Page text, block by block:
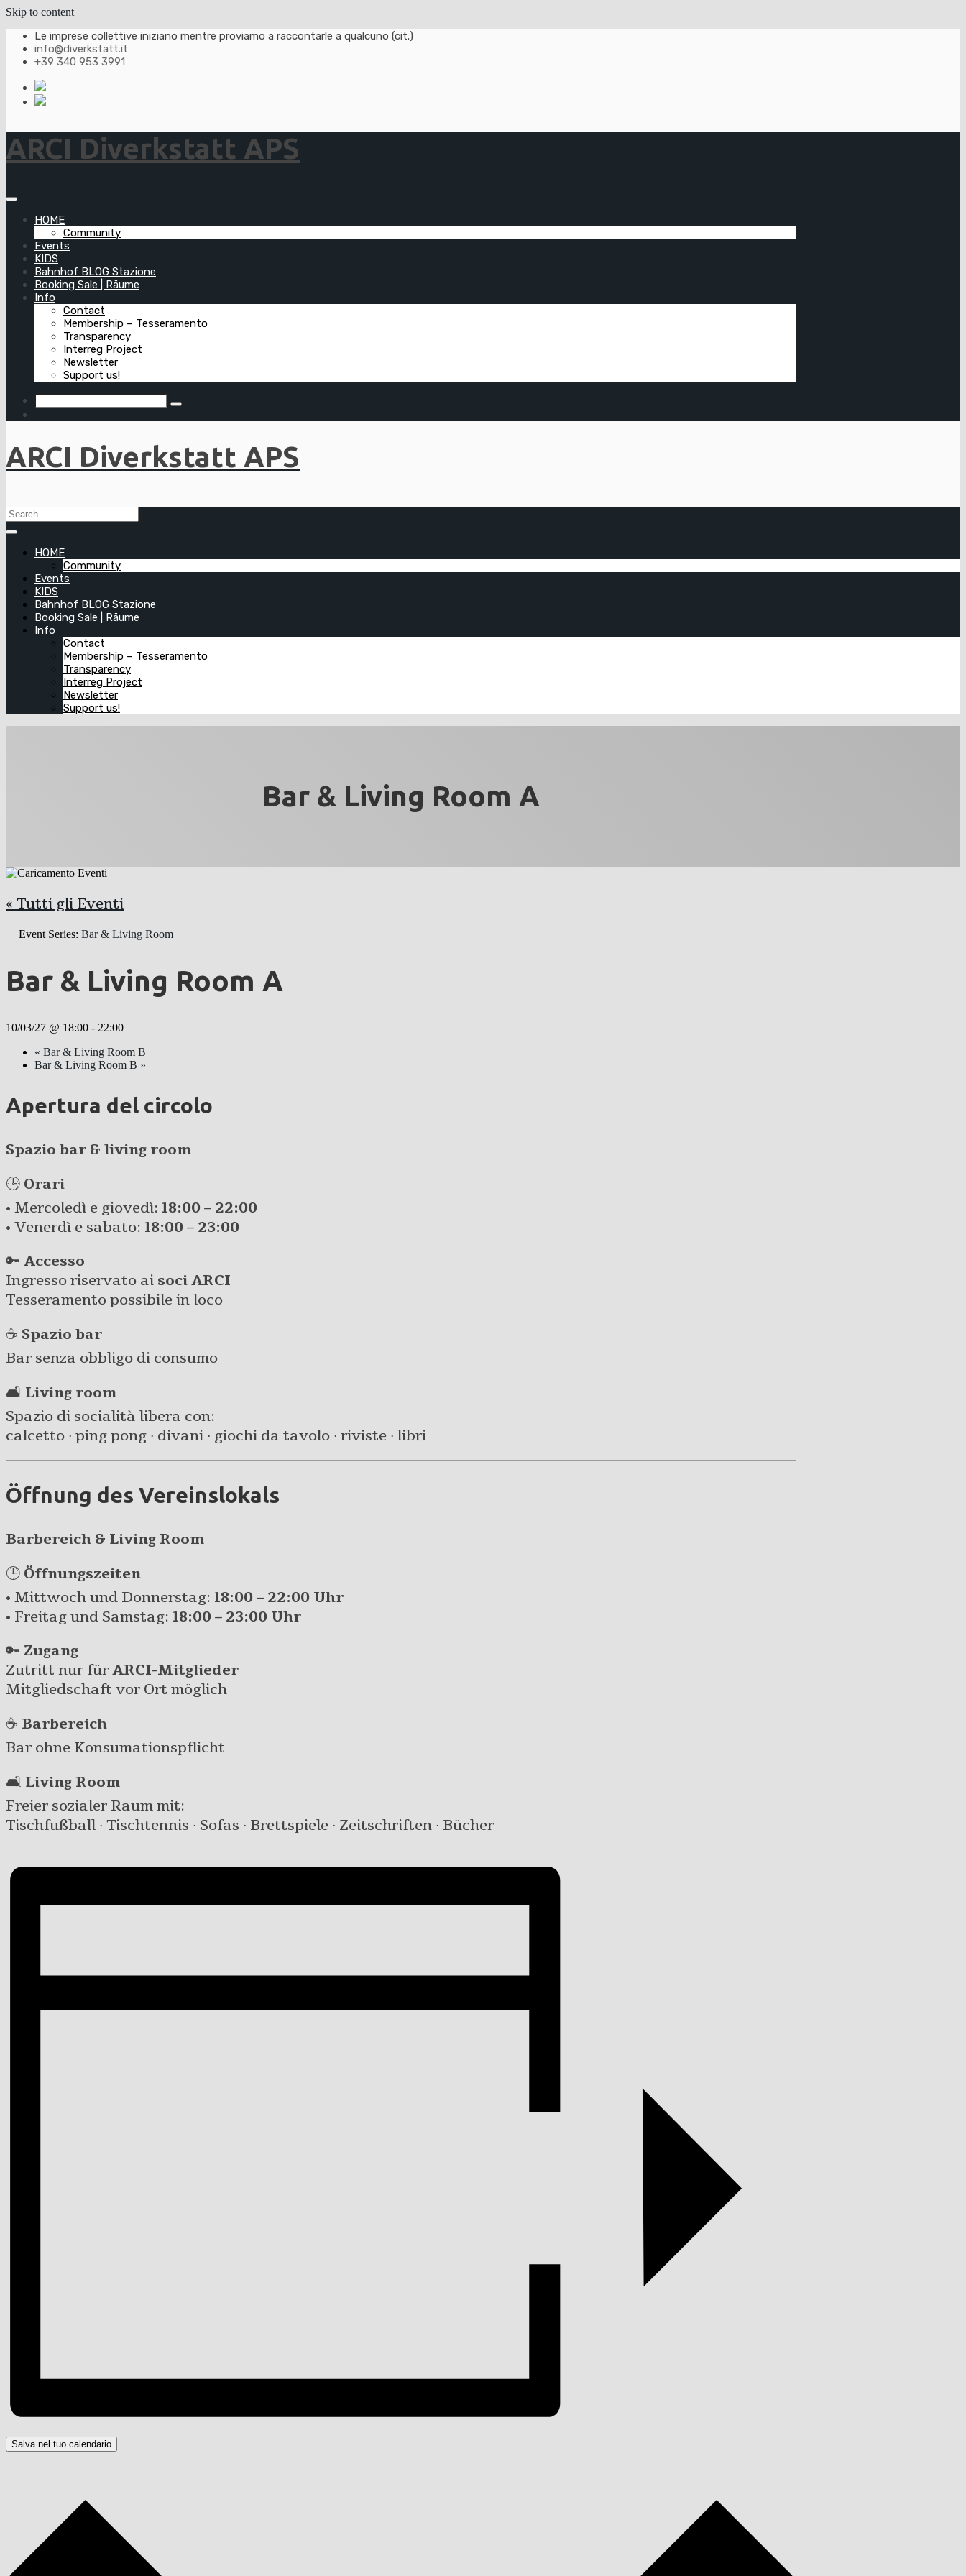
Skip to content
Le imprese collettive iniziano mentre proviamo a raccontarle a qualcuno (cit.)
info@diverkstatt.it
+39 340 953 3991
ARCI Diverkstatt APS
HOME
Community
Events
KIDS
Bahnhof BLOG Stazione
Booking Sale | Räume
Info
Contact
Membership – Tesseramento
Transparency
Interreg Project
Newsletter
Support us!
ARCI Diverkstatt APS
HOME
Community
Events
KIDS
Bahnhof BLOG Stazione
Booking Sale | Räume
Info
Contact
Membership – Tesseramento
Transparency
Interreg Project
Newsletter
Support us!
Bar & Living Room A
« Tutti gli Eventi
Event Series: Bar & Living Room
Bar & Living Room A
10/03/27 @ 18:00 - 22:00
« Bar & Living Room B
Bar & Living Room B »
Apertura del circolo
Spazio bar & living room
🕒 Orari
• Mercoledì e giovedì: 18:00 – 22:00
• Venerdì e sabato: 18:00 – 23:00
🔑 Accesso
Ingresso riservato ai soci ARCI
Tesseramento possibile in loco
☕ Spazio bar
Bar senza obbligo di consumo
🛋️ Living room
Spazio di socialità libera con:
calcetto · ping pong · divani · giochi da tavolo · riviste · libri
Öffnung des Vereinslokals
Barbereich & Living Room
🕒 Öffnungszeiten
• Mittwoch und Donnerstag: 18:00 – 22:00 Uhr
• Freitag und Samstag: 18:00 – 23:00 Uhr
🔑 Zugang
Zutritt nur fürARCI-Mitglieder
Mitgliedschaft vor Ort möglich
☕ Barbereich
Bar ohne Konsumationspflicht
🛋️ Living Room
Freier sozialer Raum mit:
Tischfußball · Tischtennis · Sofas · Brettspiele · Zeitschriften · Bücher
Salva nel tuo calendario